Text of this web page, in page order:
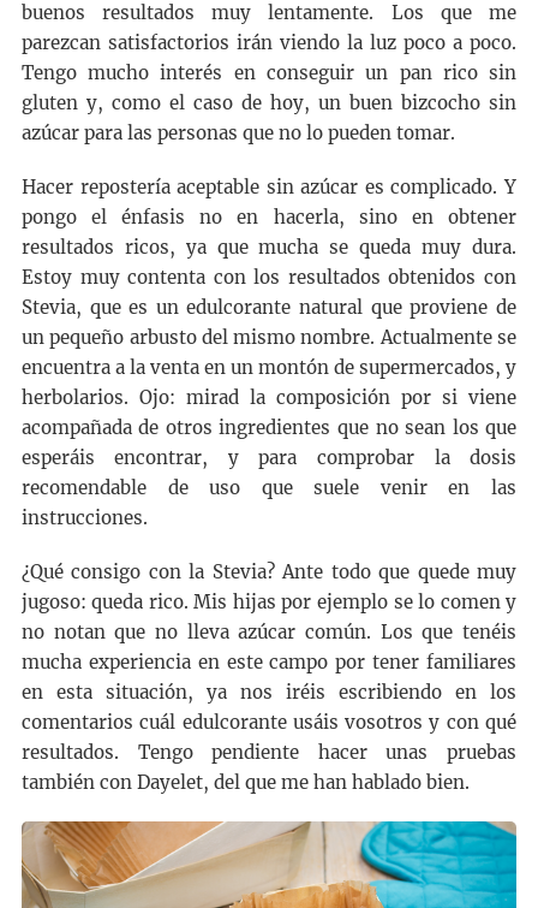
buenos resultados muy lentamente. Los que me
parezcan satisfactorios irán viendo la luz poco a poco.
Tengo mucho interés en conseguir un pan rico sin
gluten y, como el caso de hoy, un buen bizcocho sin
azúcar para las personas que no lo pueden tomar.
Hacer repostería aceptable sin azúcar es complicado. Y
pongo el énfasis no en hacerla, sino en obtener
resultados ricos, ya que mucha se queda muy dura.
Estoy muy contenta con los resultados obtenidos con
Stevia, que es un edulcorante natural que proviene de
un pequeño arbusto del mismo nombre. Actualmente se
encuentra a la venta en un montón de supermercados, y
herbolarios. Ojo: mirad la composición por si viene
acompañada de otros ingredientes que no sean los que
esperáis encontrar, y para comprobar la dosis
recomendable de uso que suele venir en las
instrucciones.
¿Qué consigo con la Stevia? Ante todo que quede muy
jugoso: queda rico. Mis hijas por ejemplo se lo comen y
no notan que no lleva azúcar común. Los que tenéis
mucha experiencia en este campo por tener familiares
en esta situación, ya nos iréis escribiendo en los
comentarios cuál edulcorante usáis vosotros y con qué
resultados. Tengo pendiente hacer unas pruebas
también con Dayelet, del que me han hablado bien.